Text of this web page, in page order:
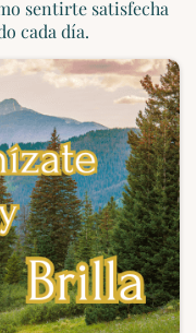
sentirte satisfecha
cada día.